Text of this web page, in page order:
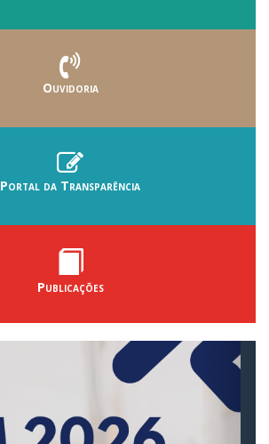
Ouvidoria
Portal da Transparência
Publicações